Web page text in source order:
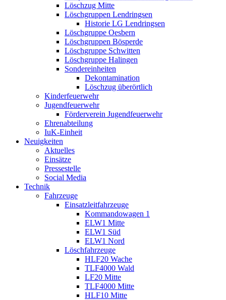
Löschzug Mitte
Löschgruppen Lendringsen
Historie LG Lendringsen
Löschgruppe Oesbern
Löschgruppen Bösperde
Löschgruppe Schwitten
Löschgruppe Halingen
Sondereinheiten
Dekontamination
Löschzug überörtlich
Kinderfeuerwehr
Jugendfeuerwehr
Förderverein Jugendfeuerwehr
Ehrenabteilung
IuK-Einheit
Neuigkeiten
Aktuelles
Einsätze
Pressestelle
Social Media
Technik
Fahrzeuge
Einsatzleitfahrzeuge
Kommandowagen 1
ELW1 Mitte
ELW1 Süd
ELW1 Nord
Löschfahrzeuge
HLF20 Wache
TLF4000 Wald
LF20 Mitte
TLF4000 Mitte
HLF10 Mitte